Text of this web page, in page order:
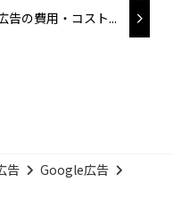
告の費用・コスト...
告
Google広告